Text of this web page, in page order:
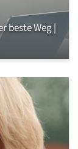
beste Weg |